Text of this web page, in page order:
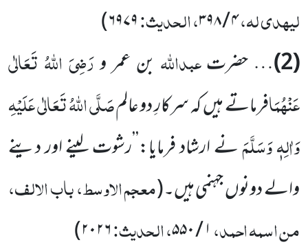
لیہدی لہ،۴ / ۳۹۸ ، الحدیث:۶۹۷۹)
(2) … حضرتعبداللہ بن عمر ورَضِیَ اللہُ تَعَالٰی
عَنْہُمَافرماتے ہیں کہ سرکارِ دو عالمصَلَّی اللہُ تَعَالٰی عَلَیْہِ
وَاٰلِہٖ وَسَلَّمَنے ارشاد فرمایا:’’رشوت لینے اور دینے
والے دونوں جہنمی ہیں۔(معجم الاوسط، باب الالف،
من اسمہ احمد،۱ / ۵۵۰ ، الحدیث:۲۰۲۶)